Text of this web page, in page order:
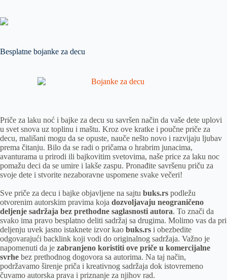
Besplatne bojanke za decu
Priče za laku noć i bajke za decu su savršen način da vaše dete uplovi
u svet snova uz toplinu i maštu. Kroz ove kratke i poučne priče za
decu, mališani mogu da se opuste, nauče nešto novo i razvijaju ljubav
prema čitanju. Bilo da se radi o pričama o hrabrim junacima,
avanturama u prirodi ili bajkovitim svetovima, naše price za laku noc
pomažu deci da se umire i lakše zaspu. Pronađite savršenu priču za
svoje dete i stvorite nezaboravne uspomene svake večeri!
Sve priče za decu i bajke objavljene na sajtu buks.rs podležu
otvorenim autorskim pravima koja dozvoljavaju neograničeno
deljenje sadržaja bez prethodne saglasnosti autora. To znači da
svako ima pravo besplatno deliti sadržaj sa drugima. Molimo vas da pri
deljenju uvek jasno istaknete izvor kao buks.rs i obezbedite
odgovarajući backlink koji vodi do originalnog sadržaja. Važno je
napomenuti da je zabranjeno koristiti ove priče u komercijalne
svrhe bez prethodnog dogovora sa autorima. Na taj način,
podržavamo širenje priča i kreativnog sadržaja dok istovremeno
čuvamo autorska prava i priznanje za njihov rad.